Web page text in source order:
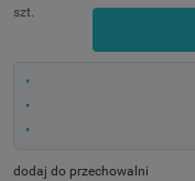
szt.
dodaj do przechowalni